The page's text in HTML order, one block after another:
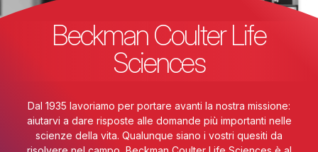
Beckman Coulter Life
Sciences
Dal 1935 lavoriamo per portare avanti la nostra missione:
aiutarvi a dare risposte alle domande più importanti nelle
scienze della vita. Qualunque siano i vostri quesiti da